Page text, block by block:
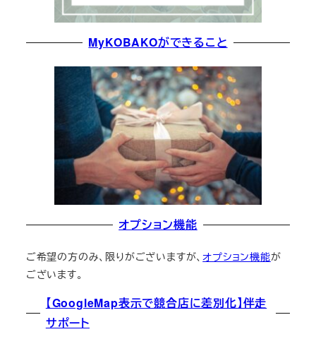
MyKOBAKOができること
オプション機能
ご希望の方のみ、限りがございますが、オプション機能が
ございます。
【GoogleMap表示で競合店に差別化】伴走
サポート